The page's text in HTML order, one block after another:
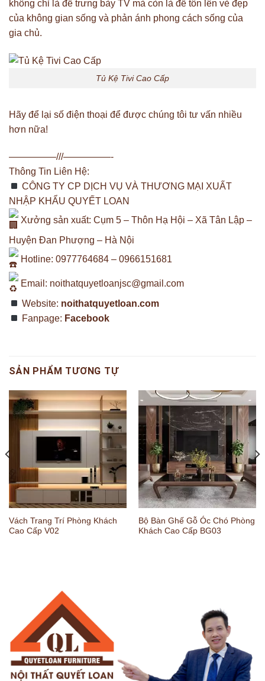
không chỉ là để trưng bày TV mà còn là để tôn lên vẻ đẹp
của không gian sống và phản ánh phong cách sống của
gia chủ.
Tủ Kệ Tivi Cao Cấp
Hãy để lại số điện thoại để được chúng tôi tư vấn nhiều
hơn nữa!
—————///—————-
Thông Tin Liên Hệ:
CÔNG TY CP DỊCH VỤ VÀ THƯƠNG MẠI XUẤT
NHẬP KHẨU QUYẾT LOAN
Xưởng sản xuất: Cụm 5 – Thôn Hạ Hội – Xã Tân Lập –
Huyện Đan Phượng – Hà Nội
Hotline: 0977764684 – 0966151681
Email: noithatquyetloanjsc@gmail.com
Website: noithatquyetloan.com
Fanpage: Facebook
SẢN PHẨM TƯƠNG TỰ
Vách Trang Trí Phòng Khách
Cao Cấp V02
Bộ Bàn Ghế Gỗ Óc Chó Phòng
Khách Cao Cấp BG03